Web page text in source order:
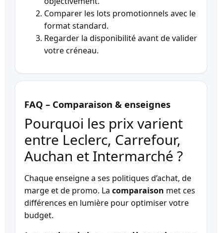
Comparer les lots promotionnels avec le
format standard.
Regarder la disponibilité avant de valider
votre créneau.
FAQ – Comparaison & enseignes
Pourquoi les prix varient
entre Leclerc, Carrefour,
Auchan et Intermarché ?
Chaque enseigne a ses politiques d’achat, de
marge et de promo. La comparaison met ces
différences en lumière pour optimiser votre
budget.